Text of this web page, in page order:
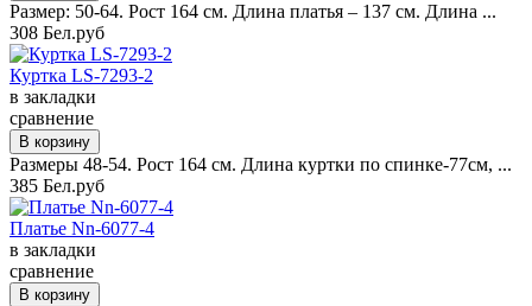
Размер: 50-64. Рост 164 см. Длина платья – 137 см. Длина ...
308 Бел.руб
Куртка LS-7293-2
в закладки
сравнение
Размеры 48-54. Рост 164 см. Длина куртки по спинке-77см, ...
385 Бел.руб
Платье Nn-6077-4
в закладки
сравнение